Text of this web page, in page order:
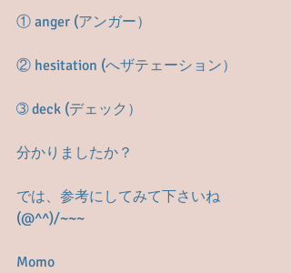
① anger (アンガー）
② hesitation (へザテェーション）
➂ deck (デェック）
分かりましたか？
では、参考にしてみて下さいね
(@^^)/~~~
Momo